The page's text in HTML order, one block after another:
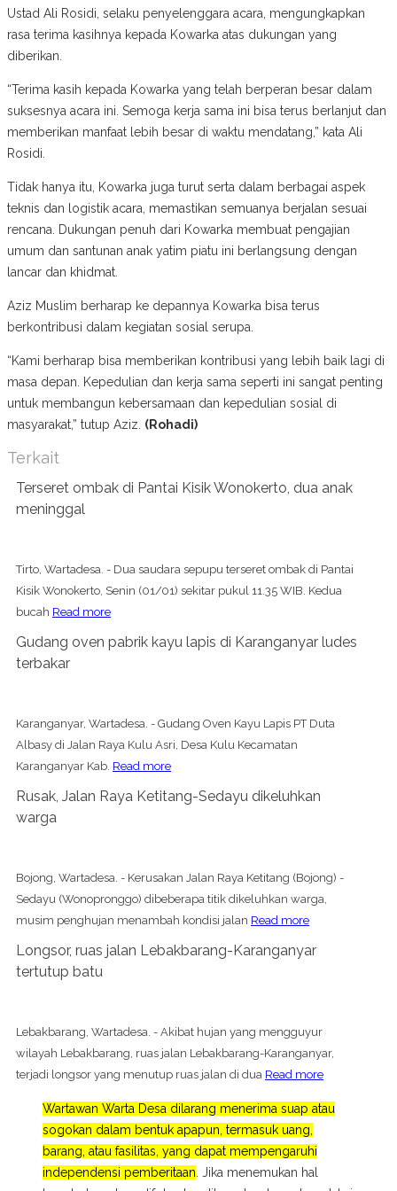
Ustad Ali Rosidi, selaku penyelenggara acara, mengungkapkan
rasa terima kasihnya kepada Kowarka atas dukungan yang
diberikan.
“Terima kasih kepada Kowarka yang telah berperan besar dalam
suksesnya acara ini. Semoga kerja sama ini bisa terus berlanjut dan
memberikan manfaat lebih besar di waktu mendatang,” kata Ali
Rosidi.
Tidak hanya itu, Kowarka juga turut serta dalam berbagai aspek
teknis dan logistik acara, memastikan semuanya berjalan sesuai
rencana. Dukungan penuh dari Kowarka membuat pengajian
umum dan santunan anak yatim piatu ini berlangsung dengan
lancar dan khidmat.
Aziz Muslim berharap ke depannya Kowarka bisa terus
berkontribusi dalam kegiatan sosial serupa.
“Kami berharap bisa memberikan kontribusi yang lebih baik lagi di
masa depan. Kepedulian dan kerja sama seperti ini sangat penting
untuk membangun kebersamaan dan kepedulian sosial di
masyarakat,” tutup Aziz. (Rohadi)
Terkait
Terseret ombak di Pantai Kisik Wonokerto, dua anak
meninggal
Tirto, Wartadesa. - Dua saudara sepupu terseret ombak di Pantai
Kisik Wonokerto, Senin (01/01) sekitar pukul 11.35 WIB. Kedua
bucah Read more
Gudang oven pabrik kayu lapis di Karanganyar ludes
terbakar
Karanganyar, Wartadesa. - Gudang Oven Kayu Lapis PT Duta
Albasy di Jalan Raya Kulu Asri, Desa Kulu Kecamatan
Karanganyar Kab. Read more
Rusak, Jalan Raya Ketitang-Sedayu dikeluhkan
warga
Bojong, Wartadesa. - Kerusakan Jalan Raya Ketitang (Bojong) -
Sedayu (Wonopronggo) dibeberapa titik dikeluhkan warga,
musim penghujan menambah kondisi jalan Read more
Longsor, ruas jalan Lebakbarang-Karanganyar
tertutup batu
Lebakbarang, Wartadesa. - Akibat hujan yang mengguyur
wilayah Lebakbarang, ruas jalan Lebakbarang-Karanganyar,
terjadi longsor yang menutup ruas jalan di dua Read more
Wartawan Warta Desa dilarang menerima suap atau
sogokan dalam bentuk apapun, termasuk uang,
barang, atau fasilitas, yang dapat mempengaruhi
independensi pemberitaan . Jika menemukan hal